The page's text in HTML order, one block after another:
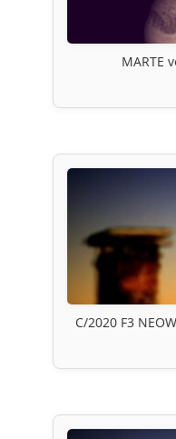
MARTE
C/2020 F3